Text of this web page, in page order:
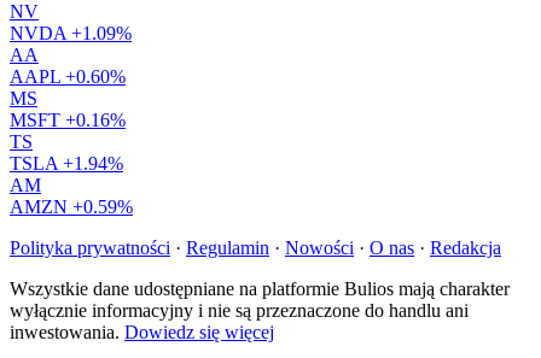
NV
NVDA +1.09%
AA
AAPL +0.60%
MS
MSFT +0.16%
TS
TSLA +1.94%
AM
AMZN +0.59%
Polityka prywatności · Regulamin · Nowości · O nas · Redakcja
Wszystkie dane udostępniane na platformie Bulios mają charakter
wyłącznie informacyjny i nie są przeznaczone do handlu ani
inwestowania. Dowiedz się więcej